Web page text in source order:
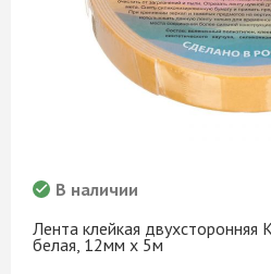
Лента клейкая двухсторонняя
белая, 12мм х 5м
В наличии